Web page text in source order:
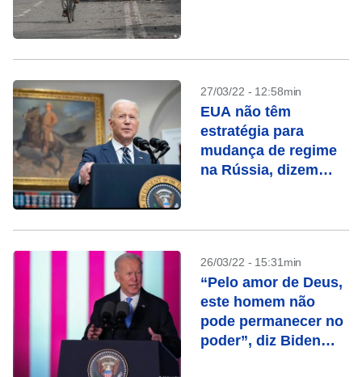
27/03/22 - 12:58min
EUA não têm
estratégia para
mudança de regime
na Rússia, dizem
26/03/22 - 15:31min
“Pelo amor de Deus,
este homem não
pode permanecer no
poder”, diz Biden